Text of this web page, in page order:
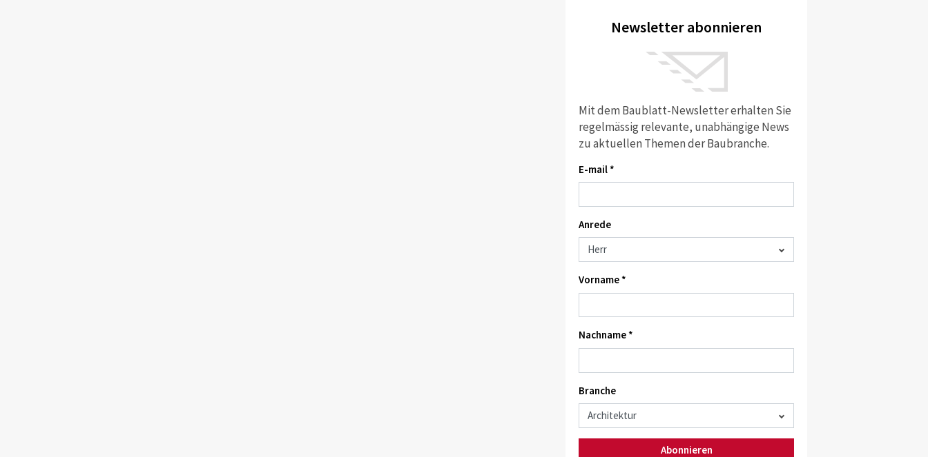
Newsletter abonnieren
Mit dem Baublatt-Newsletter erhalten Sie
regelmässig relevante, unabhängige News
zu aktuellen Themen der Baubranche.
E-mail *
Anrede
Vorname *
Nachname *
Branche
Abonnieren